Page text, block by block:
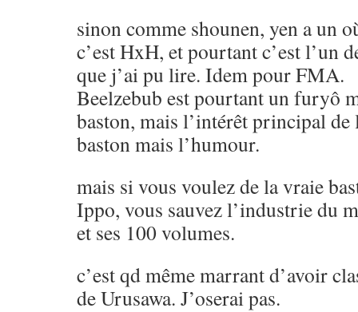
sinon comme shounen, yen a un
c’est HxH, et pourtant c’est l’un
que j’ai pu lire. Idem pour FMA.
Beelzebub est pourtant un furyô
baston, mais l’intérêt principal de
baston mais l’humour.
mais si vous voulez de la vraie
Ippo, vous sauvez l’industrie du
et ses 100 volumes.
c’est qd même marrant d’avoir
de Urusawa. J’oserai pas.